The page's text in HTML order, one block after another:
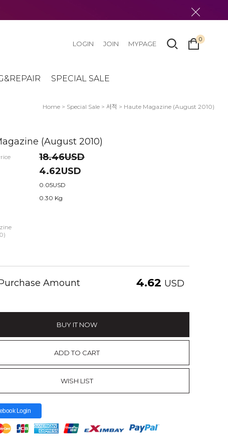
SPECIAL SALE
LOGIN JOIN MYPAGE
0
Home > Special Sale > 서적 > Haute Magazine (August 2010)
(August 2010)
18.46USD
4.62USD
0.05USD
0.30 Kg
Amount 4.62 USD
BUY IT NOW
ADD TO CART
WISH LIST
Login